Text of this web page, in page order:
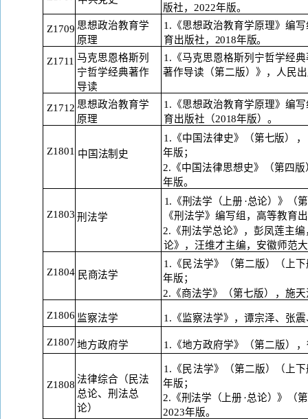
版社， 2022年版。
Z1709 思想政治教育学
原理
1.《思想政治教育学原理》编
育出版社， 2018年版。
Z1711 马克思恩格斯列
宁哲学经典著作
导读
1.《马克思恩格斯列宁哲学经
著作导读（第二版）》，人民
Z1712 思想政治教育学
原理
1.《思想政治教育学原理》编
育出版社（2018年版）。
Z1801 中国法制史
1.《中国法律史》（第七版），
年版；
2.《中国法律思想史》（第四版
年版。
Z1803 刑法学
1.《刑法学（上册 ·总论）》（
《刑法学》编写组，高等教育
2.《刑法学总论》，彭凤莲主
论》，汪维才主编，安徽师范
Z1804 民商法学
1.《民法学》（第二版）（ 上
年版；
2.《商法学》（第七版）， 施天
Z1806 监察法学 1.《监察法学》，谭宗泽、张
Z1807 地方政府学 1.《地方政府学》（第二版），
Z1808 法律综合（民法
总论、刑法总
论）
1.《民法学》（第二版）（ 上
年版；
2.《刑法学（上册 ·总论）》（
2023年版。